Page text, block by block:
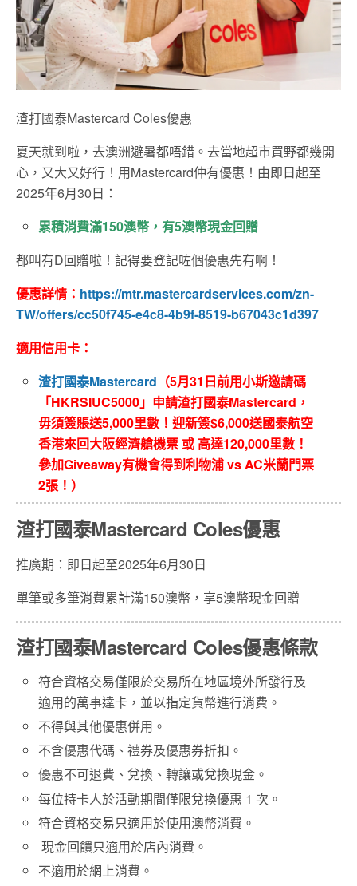
渣打國泰Mastercard Coles優惠
夏天就到啦，去澳洲避暑都唔錯。去當地超市買野都幾開
心，又大又好行！用Mastercard仲有優惠！由即日起至
2025年6月30日：
累積消費滿150澳幣，有5澳幣現金回贈
都叫有D回贈啦！記得要登記咗個優惠先有啊！
優惠詳情： https://mtr.mastercardservices.com/zn-
TW/offers/cc50f745-e4c8-4b9f-8519-b67043c1d397
適用信用卡：
渣打國泰Mastercard （5月31日前用小斯邀請碼
「HKRSIUC5000」申請渣打國泰Mastercard，
毋須簽賬送5,000里數！迎新簽$6,000送國泰航空
香港來回大阪經濟艙機票 或 高達120,000里數！
參加Giveaway有機會得到利物浦 vs AC米蘭門票
2張！）
渣打國泰Mastercard Coles優惠
推廣期：即日起至2025年6月30日
單筆或多筆消費累計滿150澳幣，享5澳幣現金回贈
渣打國泰Mastercard Coles優惠條款
符合資格交易僅限於交易所在地區境外所發行及
適用的萬事達卡，並以指定貨幣進行消費。
不得與其他優惠併用。
不含優惠代碼、禮券及優惠券折扣。
優惠不可退費、兌換、轉讓或兌換現金。
每位持卡人於活動期間僅限兌換優惠 1 次。
符合資格交易只適用於使用澳幣消費。
現金回饋只適用於店內消費。
不適用於網上消費。